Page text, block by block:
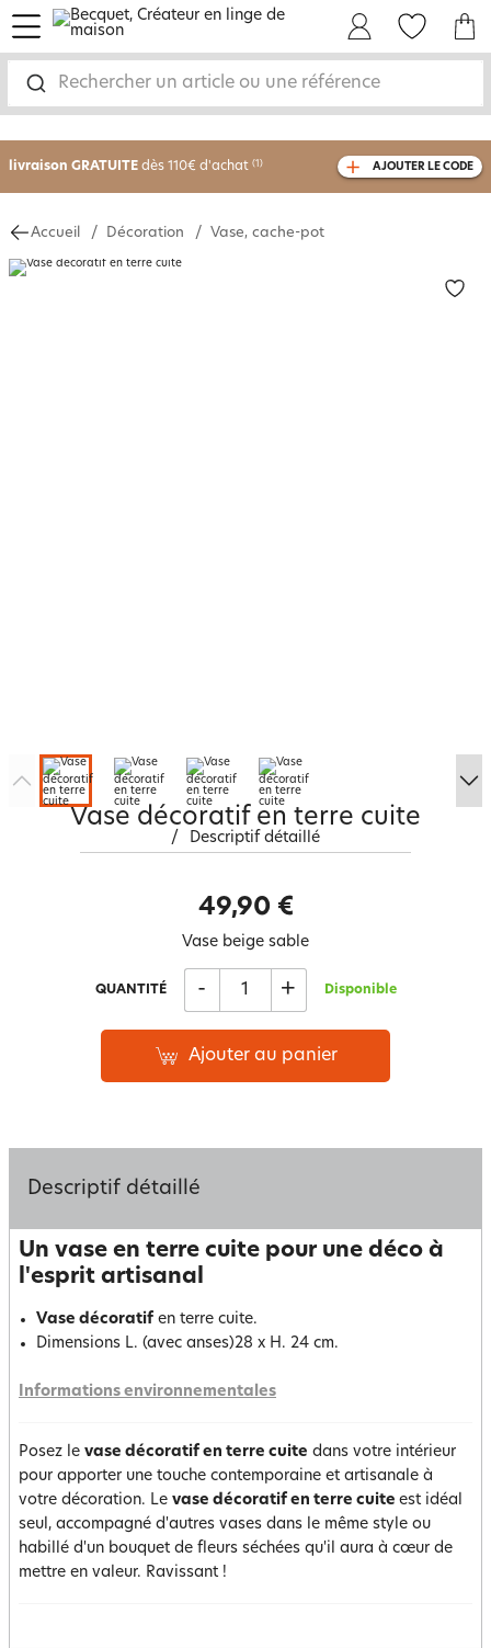
Rechercher un article ou une référence
menu
-30% sur votre commandedès 2 articles
livraison GRATUITE dès 110€ d'achat (1) AJOUTER LE CODE
Accueil Décoration Vase, cache-pot
Vase décoratif en terre cuite
/ Descriptif détaillé
49,90 €
Vase beige sable
QUANTITÉ - + Disponible
Ajouter au panier
Descriptif détaillé
Un vase en terre cuite pour une déco à
l'esprit artisanal
Vase décoratif en terre cuite.
Dimensions L. (avec anses)28 x H. 24 cm.
Informations environnementales
Posez le vase décoratif en terre cuite dans votre intérieur
pour apporter une touche contemporaine et artisanale à
votre décoration. Le vase décoratif en terre cuite est idéal
seul, accompagné d'autres vases dans le même style ou
habillé d'un bouquet de fleurs séchées qu'il aura à cœur de
mettre en valeur. Ravissant !